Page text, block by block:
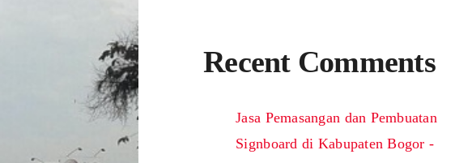
Recent Comments
Jasa Pemasangan dan Pembuatan
Signboard di Kabupaten Bogor -